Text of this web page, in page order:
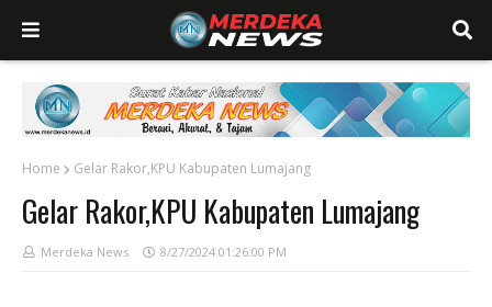
Home Gelar Rakor,KPU Kabupaten Lumajang
Gelar Rakor,KPU Kabupaten Lumajang
Merdeka News 8/27/2024 01:26:00 PM